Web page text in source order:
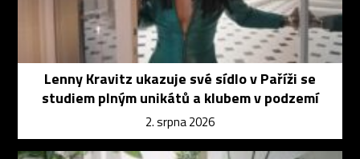
Lenny Kravitz ukazuje své sídlo v Paříži se
studiem plným unikátů a klubem v podzemí
2. srpna 2026